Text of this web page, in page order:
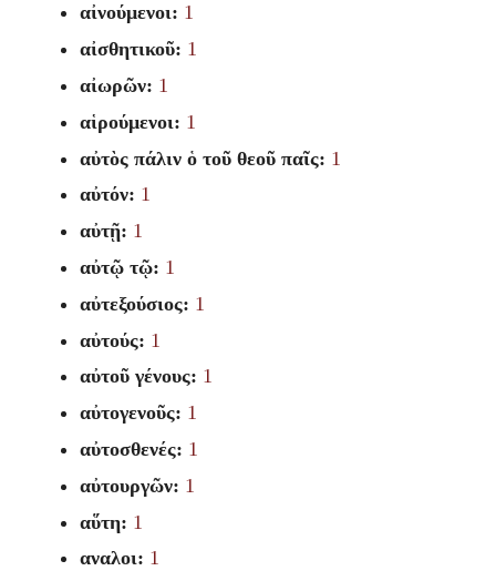
αἰνούμενοι: 1
αἰσθητικοῦ: 1
αἰωρῶν: 1
αἱρούμενοι: 1
αὐτὸς πάλιν ὁ τοῦ θεοῦ παῖς: 1
αὐτόν: 1
αὐτῇ: 1
αὐτῷ τῷ: 1
αὐτεξούσιος: 1
αὐτούς: 1
αὐτοῦ γένους: 1
αὐτογενοῦς: 1
αὐτοσθενές: 1
αὐτουργῶν: 1
αὕτη: 1
αναλοι: 1